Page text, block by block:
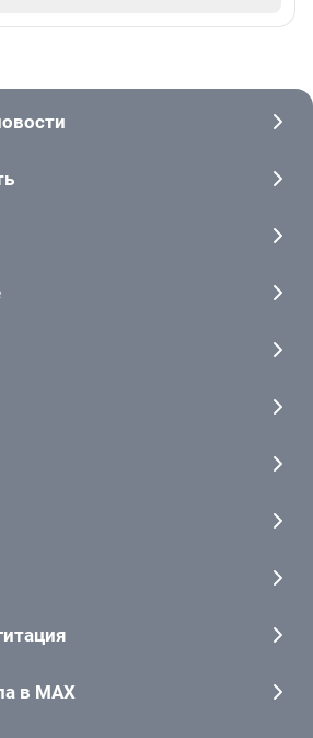
в MAX